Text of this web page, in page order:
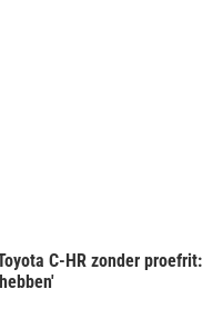
C-HR zonder proefrit: